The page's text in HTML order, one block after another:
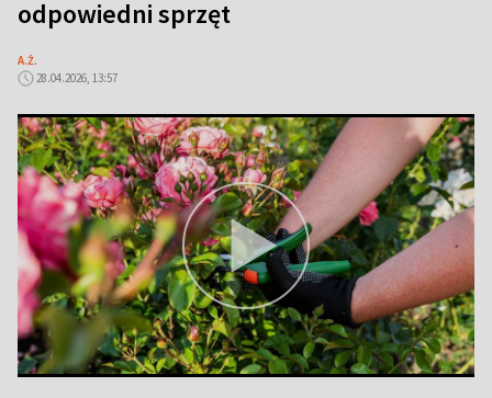
odpowiedni sprzęt
A.Ż.
28.04.2026, 13:57